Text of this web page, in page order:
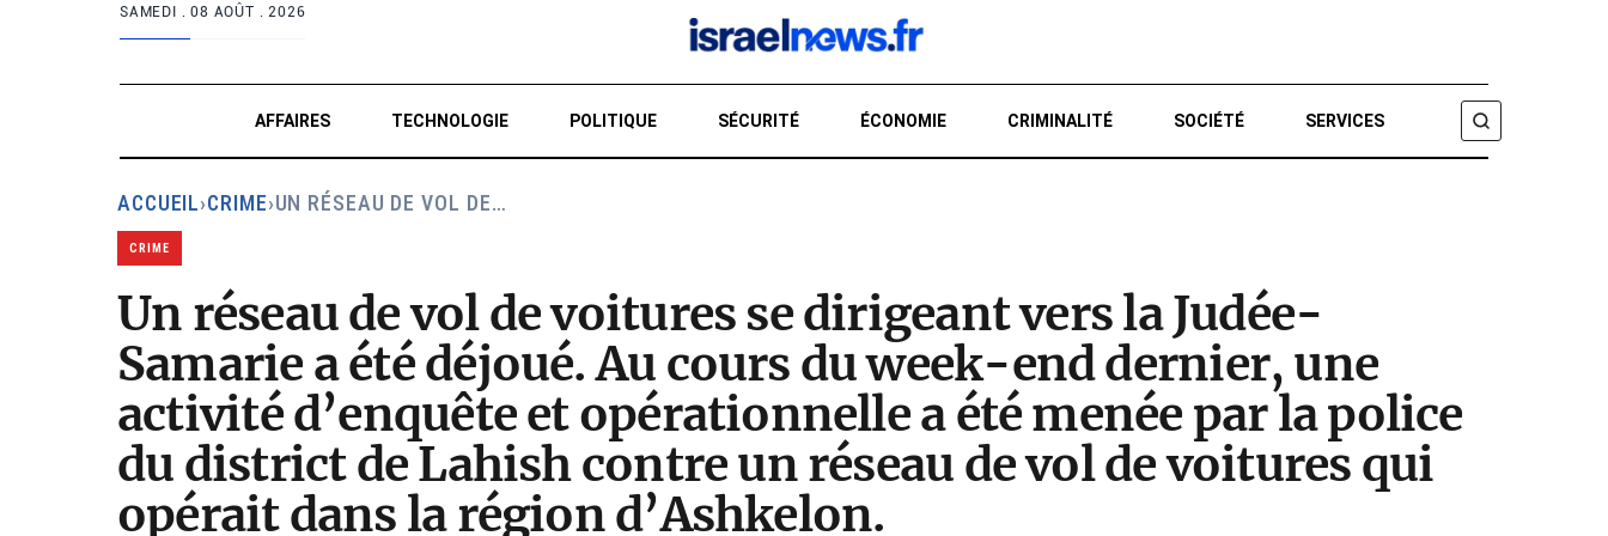
SAMEDI .08 AOÛT . 2026
AFFAIRES TECHNOLOGIE POLITIQUE SÉCURITÉ ÉCONOMIE CRIMINALITÉ SOCIÉTÉ SERVICES
ACCUEIL›CRIME›UN RÉSEAU DE VOL DE…
CRIME
Un réseau de vol de voitures se dirigeant vers la Judée-
Samarie a été déjoué. Au cours du week-end dernier, une
activité d’enquête et opérationnelle a été menée par la police
du district de Lahish contre un réseau de vol de voitures qui
opérait dans la région d’Ashkelon.